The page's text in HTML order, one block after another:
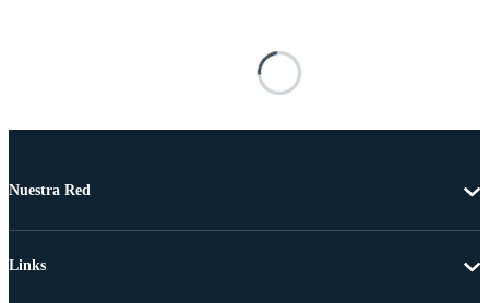
Nuestra Red
Links